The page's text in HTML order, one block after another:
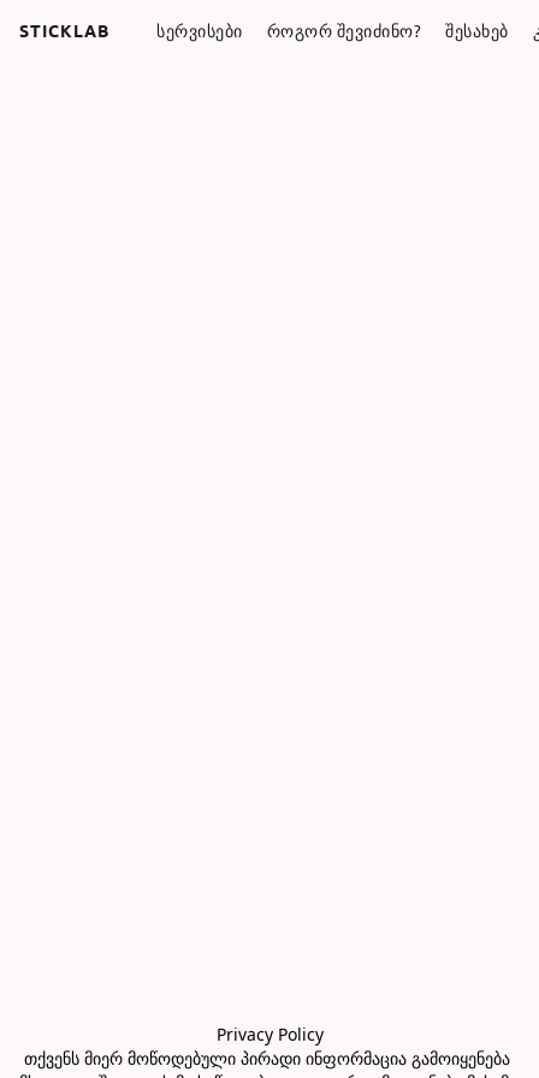
STICKLAB ᲡᲔᲠᲕᲘᲡᲔᲑᲘ ᲠᲝᲒᲝᲠ ᲨᲔᲕᲘᲫᲘᲜᲝ? ᲨᲔᲡᲐᲮᲔᲑ
Privacy Policy
თქვენს მიერ მოწოდებული პირადი ინფორმაცია გამოიყენება